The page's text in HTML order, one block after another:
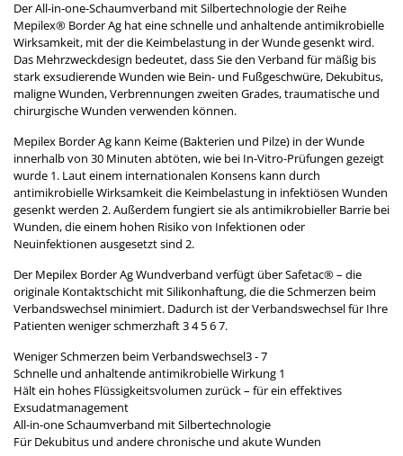
Der All-in-one-Schaumverband mit Silbertechnologie der Reihe
Mepilex® Border Ag hat eine schnelle und anhaltende antimikrobielle
Wirksamkeit, mit der die Keimbelastung in der Wunde gesenkt wird.
Das Mehrzweckdesign bedeutet, dass Sie den Verband für mäßig bis
stark exsudierende Wunden wie Bein- und Fußgeschwüre, Dekubitus,
maligne Wunden, Verbrennungen zweiten Grades, traumatische und
chirurgische Wunden verwenden können.
Mepilex Border Ag kann Keime (Bakterien und Pilze) in der Wunde
innerhalb von 30 Minuten abtöten, wie bei In-Vitro-Prüfungen gezeigt
wurde 1. Laut einem internationalen Konsens kann durch
antimikrobielle Wirksamkeit die Keimbelastung in infektiösen Wunden
gesenkt werden 2. Außerdem fungiert sie als antimikrobieller Barrie bei
Wunden, die einem hohen Risiko von Infektionen oder
Neuinfektionen ausgesetzt sind 2.
Der Mepilex Border Ag Wundverband verfügt über Safetac® – die
originale Kontaktschicht mit Silikonhaftung, die die Schmerzen beim
Verbandswechsel minimiert. Dadurch ist der Verbandswechsel für Ihre
Patienten weniger schmerzhaft 3 4 5 6 7.
Weniger Schmerzen beim Verbandswechsel3 - 7
Schnelle und anhaltende antimikrobielle Wirkung 1
Hält ein hohes Flüssigkeitsvolumen zurück – für ein effektives
Exsudatmanagement
All-in-one Schaumverband mit Silbertechnologie
Für Dekubitus und andere chronische und akute Wunden